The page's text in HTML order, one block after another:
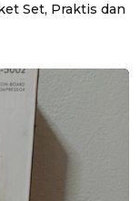
Set, Praktis dan